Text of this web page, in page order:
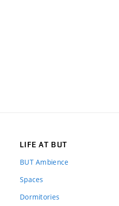
LIFE AT BUT
BUT Ambience
Spaces
Dormitories